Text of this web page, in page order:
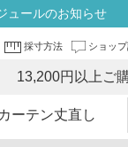
ュールのお知らせ
採寸方法 ショッ
13,200円以上ご
ーテン丈直し